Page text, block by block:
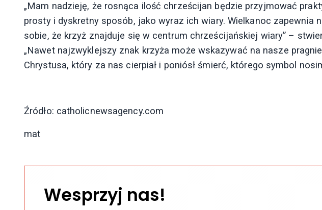
„Mam nadzieję, że rosnąca ilość chrześcijan będzie przyjmować
prosty i dyskretny sposób, jako wyraz ich wiary. Wielkanoc zapewnia
sobie, że krzyż znajduje się w centrum chrześcijańskiej wiary” –
„Nawet najzwyklejszy znak krzyża może wskazywać na nasze
Chrystusa, który za nas cierpiał i poniósł śmierć, którego symbol
Źródło: catholicnewsagency.com
mat
Wesprzyj nas!